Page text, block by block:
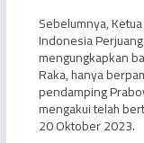
Sebelumnya,
Indonesia
mengungkapkan
Raka, hanya
pendamping
mengakui telah
20 Oktober 2023.